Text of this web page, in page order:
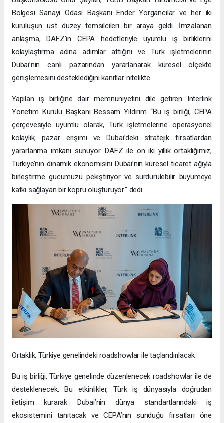
Bölgesi Sanayi Odası Başkanı Ender Yorgancılar ve her iki
kuruluşun üst düzey temsilcileri bir araya geldi. İmzalanan
anlaşma, DAFZ’ın CEPA hedefleriyle uyumlu iş birliklerini
kolaylaştırma adına adımlar attığını ve Türk işletmelerinin
Dubai’nin canlı pazarından yararlanarak küresel ölçekte
genişlemesini desteklediğini kanıtlar nitelikte.
Yapılan iş birliğine dair memnuniyetini dile getiren Interlink
Yönetim Kurulu Başkanı Bessam Yıldırım “Bu iş birliği, CEPA
çerçevesiyle uyumlu olarak, Türk işletmelerine operasyonel
kolaylık, pazar erişimi ve Dubai’deki stratejik fırsatlardan
yararlanma imkanı sunuyor. DAFZ ile on iki yıllık ortaklığımız,
Türkiye’nin dinamik ekonomisini Dubai’nin küresel ticaret ağıyla
birleştirme gücümüzü pekiştiriyor ve sürdürülebilir büyümeye
katkı sağlayan bir köprü oluşturuyor.” dedi.
Ortaklık, Türkiye genelindeki roadshowlar ile taçlandırılacak
Bu iş birliği, Türkiye genelinde düzenlenecek roadshowlar ile de
desteklenecek. Bu etkinlikler, Türk iş dünyasıyla doğrudan
iletişim kurarak Dubai’nin dünya standartlarındaki iş
ekosistemini tanıtacak ve CEPA’nın sunduğu fırsatları öne